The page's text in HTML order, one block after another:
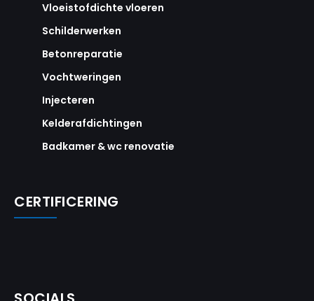
Vloeistofdichte vloeren
Schilderwerken
Betonreparatie
Vochtweringen
Injecteren
Kelderafdichtingen
Badkamer & wc renovatie
CERTIFICERING